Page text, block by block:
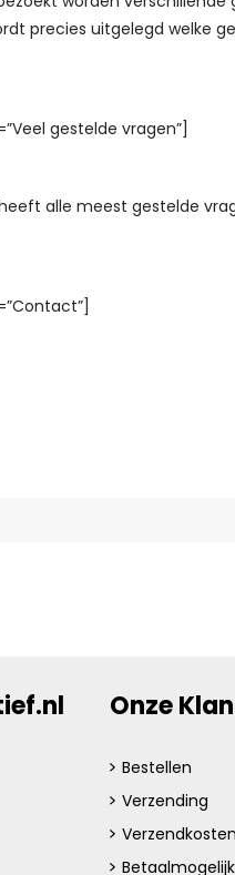
precies uitgelegd welke
gestelde vragen”]
alle meest gestelde
Onze
Bestellen
Verzending
Verzendkosten